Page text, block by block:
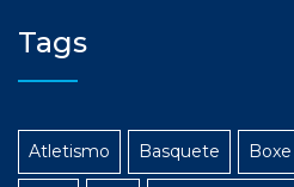
Tags
Atletismo Basquete Boxe